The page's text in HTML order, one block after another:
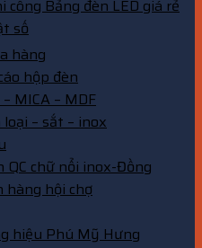
công Bảng đèn LED giá rẻ
số
hàng
hộp đèn
MICA – MDF
– sắt – inox
QC chữ nổi inox-Đồng
hàng hội chợ
hiệu Phú Mỹ Hưng